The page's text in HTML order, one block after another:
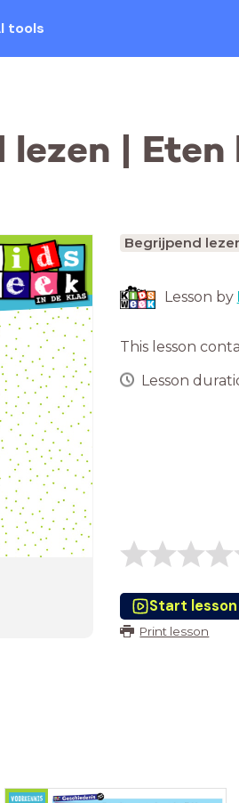
tools
| Eten
Begrijpend
Lesson by
This lesson
Lesson
Start lesson
Print lesson